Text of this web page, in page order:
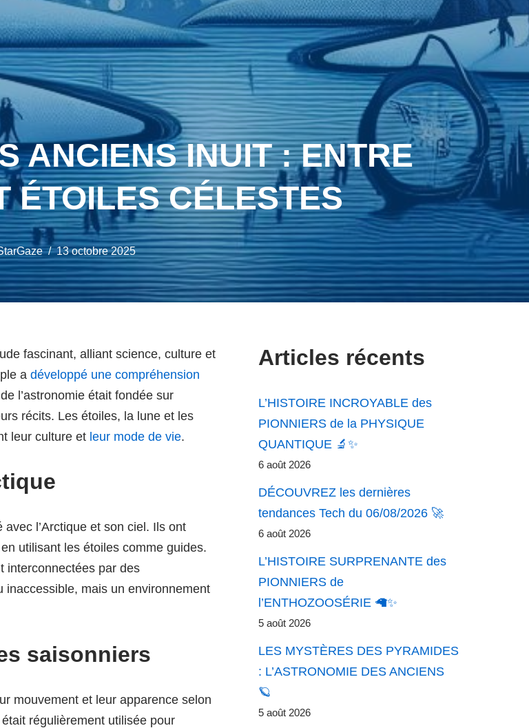
ANCIENS INUIT : ENTRE
ÉTOILES CÉLESTES
13 octobre 2025
fascinant, alliant science, culture et
a développé une compréhension
l’astronomie était fondée sur
récits. Les étoiles, la lune et les
leur culture et leur mode de vie.
l’Arctique et son ciel. Ils ont
utilisant les étoiles comme guides.
interconnectées par des
mais un environnement
saisonniers
mouvement et leur apparence selon
régulièrement utilisée pour
Articles récents
L’HISTOIRE INCROYABLE des
PIONNIERS de la PHYSIQUE
QUANTIQUE 🔬✨
6 août 2026
DÉCOUVREZ les dernières
tendances Tech du 06/08/2026 🚀
6 août 2026
L’HISTOIRE SURPRENANTE des
PIONNIERS de
l’ENTHOZOOSÉRIE 🦙✨
5 août 2026
LES MYSTÈRES DES PYRAMIDES
: L’ASTRONOMIE DES ANCIENS
🪐
5 août 2026